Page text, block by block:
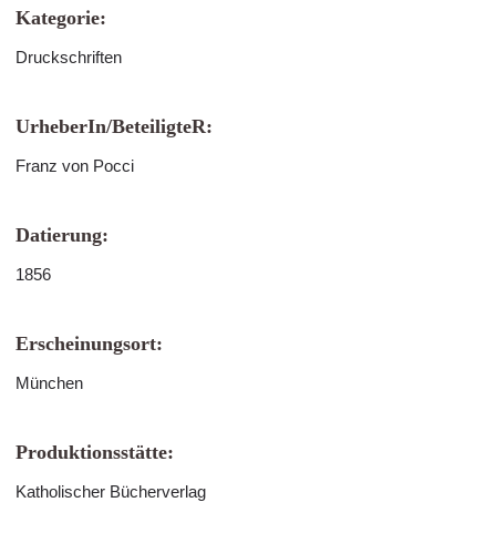
Kategorie:
Druckschriften
UrheberIn/BeteiligteR:
Franz von Pocci
Datierung:
1856
Erscheinungsort:
München
Produktionsstätte:
Katholischer Bücherverlag